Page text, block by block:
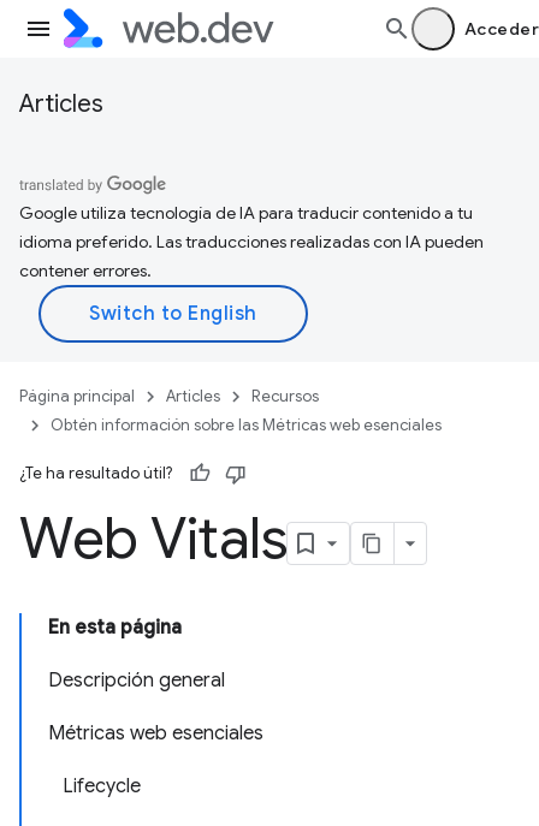
Acceder
Articles
Google utiliza tecnología de IA para traducir contenido a tu
idioma preferido. Las traducciones realizadas con IA pueden
contener errores.
Página principal Articles
Recursos
Obtén información sobre las Métricas web esenciales
¿Te ha resultado útil?
Web Vitals
En esta página
Descripción general
Métricas web esenciales
Lifecycle